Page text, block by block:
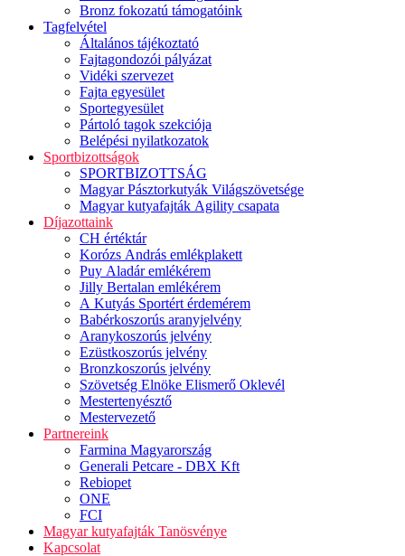
Bronz fokozatú támogatóink
Tagfelvétel
Általános tájékoztató
Fajtagondozói pályázat
Vidéki szervezet
Fajta egyesület
Sportegyesület
Pártoló tagok szekciója
Belépési nyilatkozatok
Sportbizottságok
SPORTBIZOTTSÁG
Magyar Pásztorkutyák Világszövetsége
Magyar kutyafajták Agility csapata
Díjazottaink
CH értéktár
Korózs András emlékplakett
Puy Aladár emlékérem
Jilly Bertalan emlékérem
A Kutyás Sportért érdemérem
Babérkoszorús aranyjelvény
Aranykoszorús jelvény
Ezüstkoszorús jelvény
Bronzkoszorús jelvény
Szövetség Elnöke Elismerő Oklevél
Mestertenyésztő
Mestervezető
Partnereink
Farmina Magyarország
Generali Petcare - DBX Kft
Rebiopet
ONE
FCI
Magyar kutyafajták Tanösvénye
Kapcsolat